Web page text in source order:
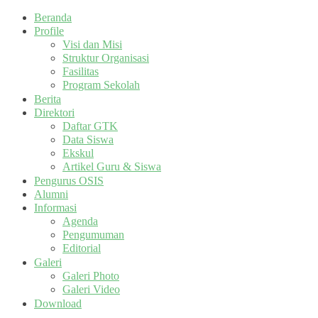
Beranda
Profile
Visi dan Misi
Struktur Organisasi
Fasilitas
Program Sekolah
Berita
Direktori
Daftar GTK
Data Siswa
Ekskul
Artikel Guru & Siswa
Pengurus OSIS
Alumni
Informasi
Agenda
Pengumuman
Editorial
Galeri
Galeri Photo
Galeri Video
Download